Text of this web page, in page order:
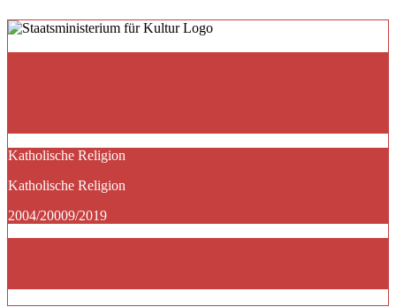
Katholische Religion
Katholische Religion
2004/20009/2019